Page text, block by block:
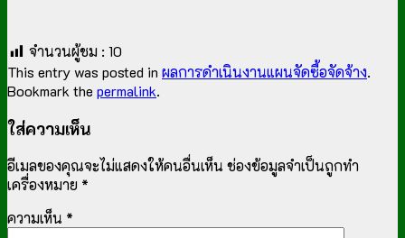
จำนวนผู้ชม : 10
This entry was posted in ผลการดำเนินงานแผนจัดซื้อจัดจ้าง.
Bookmark the permalink.
ใส่ความเห็น
อีเมลของคุณจะไม่แสดงให้คนอื่นเห็น ช่องข้อมูลจำเป็นถูกทำ
เครื่องหมาย *
ความเห็น *